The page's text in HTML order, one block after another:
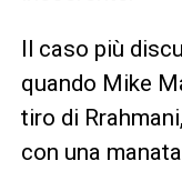
Il caso più
quando Mike
tiro di
con una